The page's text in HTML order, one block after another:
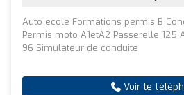
Auto ecole Formations permis B
Permis moto A1etA2 Passerelle 125
96 Simulateur de conduite
Voir le